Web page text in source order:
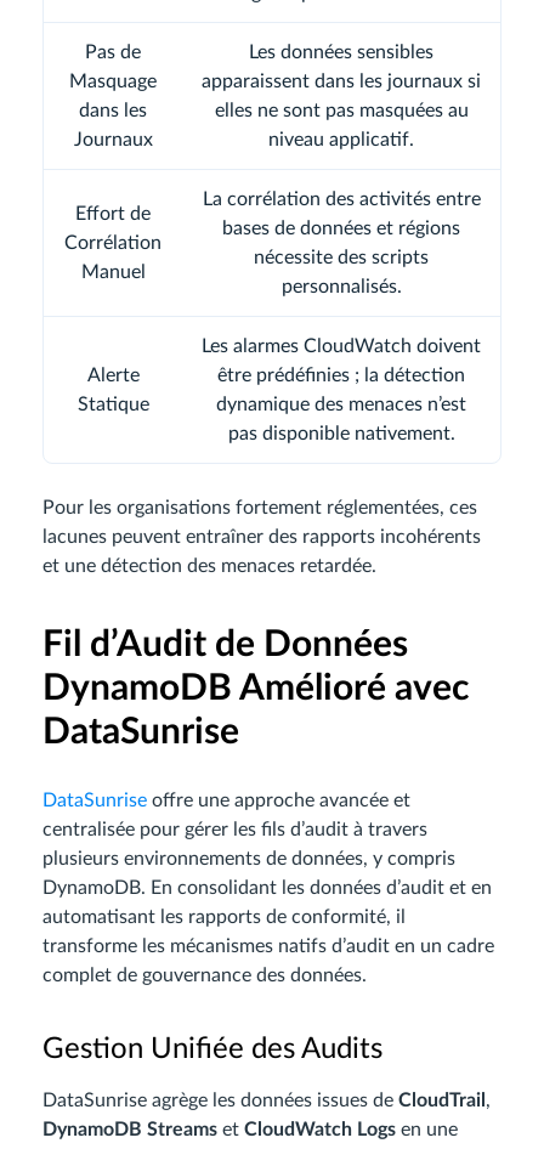
Pas de
Masquage
dans les
Journaux
Les données sensibles
apparaissent dans les journaux si
elles ne sont pas masquées au
niveau applicatif.
Effort de
Corrélation
Manuel
La corrélation des activités entre
bases de données et régions
nécessite des scripts
personnalisés.
Alerte
Statique
Les alarmes CloudWatch doivent
être prédéfinies ; la détection
dynamique des menaces n’est
pas disponible nativement.
Pour les organisations fortement réglementées, ces
lacunes peuvent entraîner des rapports incohérents
et une détection des menaces retardée.
Fil d’Audit de Données
DynamoDB Amélioré avec
DataSunrise
DataSunrise offre une approche avancée et
centralisée pour gérer les fils d’audit à travers
plusieurs environnements de données, y compris
DynamoDB. En consolidant les données d’audit et en
automatisant les rapports de conformité, il
transforme les mécanismes natifs d’audit en un cadre
complet de gouvernance des données.
Gestion Unifiée des Audits
DataSunrise agrège les données issues de CloudTrail ,
DynamoDB Streams et CloudWatch Logs en une